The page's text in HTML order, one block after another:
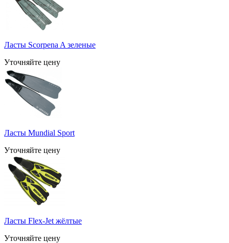
Ласты Scorpena A зеленые
Уточняйте цену
Ласты Mundial Sport
Уточняйте цену
Ласты Flex-Jet жёлтые
Уточняйте цену